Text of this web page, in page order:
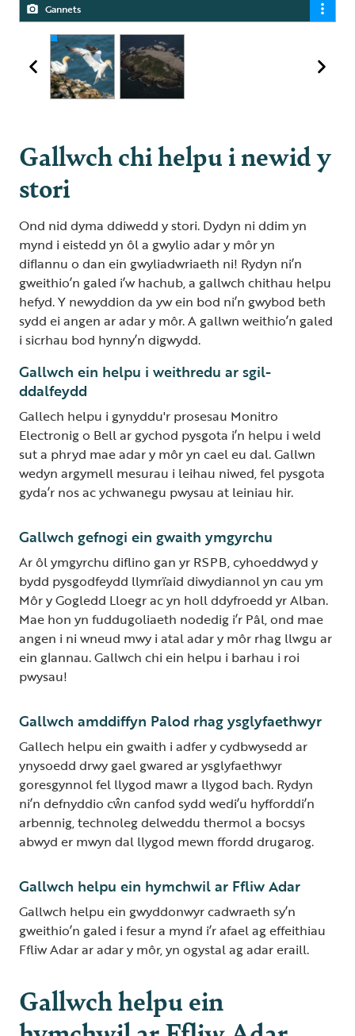
Gannets
Gallwch chi helpu i newid y
stori
Ond nid dyma ddiwedd y stori. Dydyn ni ddim yn
mynd i eistedd yn ôl a gwylio adar y môr yn
diflannu o dan ein gwyliadwriaeth ni! Rydyn ni’n
gweithio’n galed i’w hachub, a gallwch chithau helpu
hefyd. Y newyddion da yw ein bod ni’n gwybod beth
sydd ei angen ar adar y môr. A gallwn weithio’n galed
i sicrhau bod hynny’n digwydd.
Gallwch ein helpu i weithredu ar sgil-
ddalfeydd
Gallech helpu i gynyddu'r prosesau Monitro
Electronig o Bell ar gychod pysgota i’n helpu i weld
sut a phryd mae adar y môr yn cael eu dal. Gallwn
wedyn argymell mesurau i leihau niwed, fel pysgota
gyda’r nos ac ychwanegu pwysau at leiniau hir.
Gallwch gefnogi ein gwaith ymgyrchu
Ar ôl ymgyrchu diflino gan yr RSPB, cyhoeddwyd y
bydd pysgodfeydd llymrïaid diwydiannol yn cau ym
Môr y Gogledd Lloegr ac yn holl ddyfroedd yr Alban.
Mae hon yn fuddugoliaeth nodedig i’r Pâl, ond mae
angen i ni wneud mwy i atal adar y môr rhag llwgu ar
ein glannau. Gallwch chi ein helpu i barhau i roi
pwysau!
Gallwch amddiffyn Palod rhag ysglyfaethwyr
Gallech helpu ein gwaith i adfer y cydbwysedd ar
ynysoedd drwy gael gwared ar ysglyfaethwyr
goresgynnol fel llygod mawr a llygod bach. Rydyn
ni’n defnyddio cŵn canfod sydd wedi’u hyfforddi’n
arbennig, technoleg delweddu thermol a bocsys
abwyd er mwyn dal llygod mewn ffordd drugarog.
Gallwch helpu ein hymchwil ar Ffliw Adar
Gallwch helpu ein gwyddonwyr cadwraeth sy’n
gweithio’n galed i fesur a mynd i’r afael ag effeithiau
Ffliw Adar ar adar y môr, yn ogystal ag adar eraill.
Gallwch helpu ein